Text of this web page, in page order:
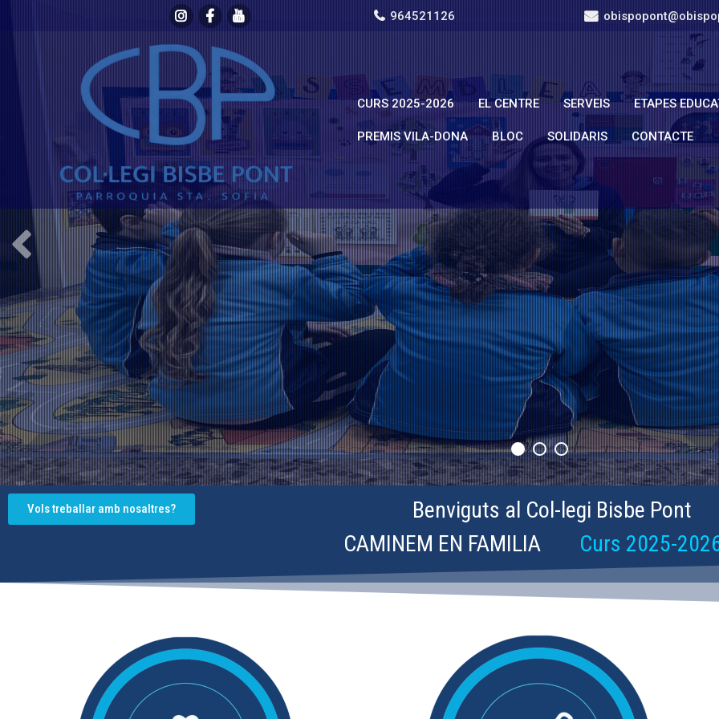
964521126
CURS 2025-2026 EL CENTRE SERVEIS ETAPES
PREMIS VILA-DONA BLOC SOLIDARIS CONTACTE
Vols treballar amb nosaltres?
Benviguts al Col-legi Bisbe Pont
CAMINEM EN FAMILIA Curs 2025-